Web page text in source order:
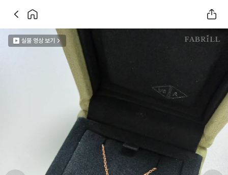
실물 영상 보기